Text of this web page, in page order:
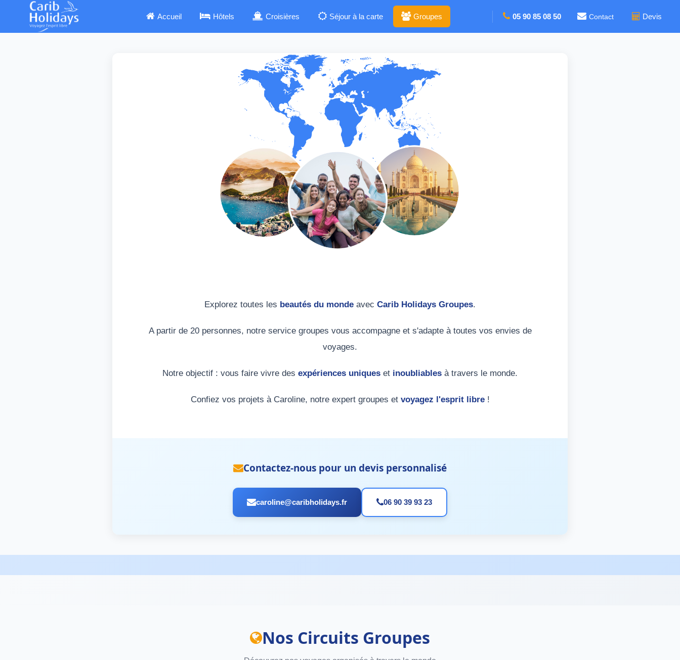
Accueil Hôtels Croisières Séjour à la carte Groupes 05 90 85 08 50 Contact Devis
Explorez toutes les beautés du monde avec Carib Holidays Groupes.
A partir de 20 personnes, notre service groupes vous accompagne et s'adapte à toutes vos envies de
voyages.
Notre objectif : vous faire vivre des expériences uniques et inoubliables à travers le monde.
Confiez vos projets à Caroline, notre expert groupes et voyagez l'esprit libre!
Contactez-nous pour un devis personnalisé
caroline@caribholidays.fr 06 90 39 93 23
Nos Circuits Groupes